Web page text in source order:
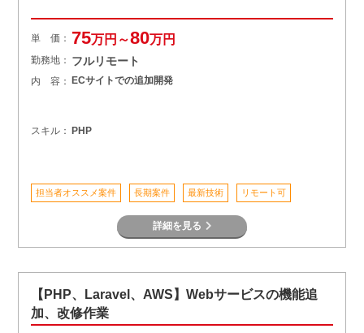
単 価： 75万円～80万円
勤務地： フルリモート
内 容： ECサイトでの追加開発
スキル： PHP
担当者オススメ案件 長期案件 最新技術 リモート可
詳細を見る
【PHP、Laravel、AWS】Webサービスの機能追
加、改修作業